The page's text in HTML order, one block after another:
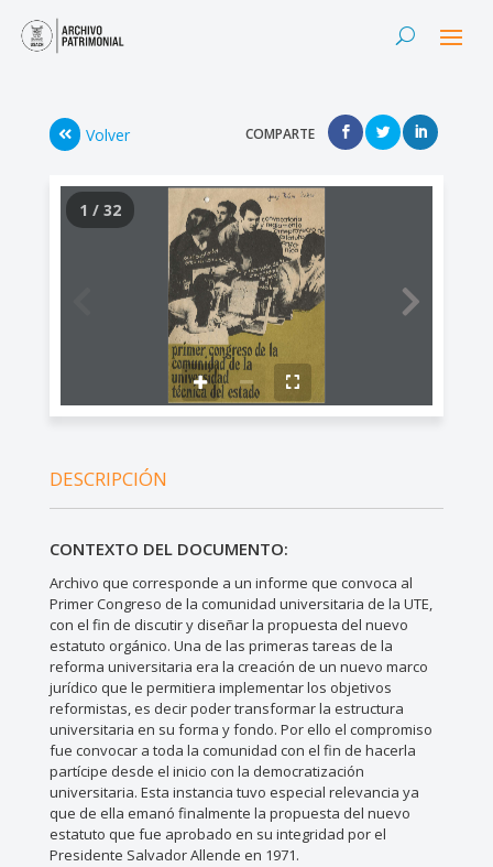
Volver COMPARTE
1 / 32
DESCRIPCIÓN
CONTEXTO DEL DOCUMENTO:
Archivo que corresponde a un informe que convoca al
Primer Congreso de la comunidad universitaria de la UTE,
con el fin de discutir y diseñar la propuesta del nuevo
estatuto orgánico. Una de las primeras tareas de la
reforma universitaria era la creación de un nuevo marco
jurídico que le permitiera implementar los objetivos
reformistas, es decir poder transformar la estructura
universitaria en su forma y fondo. Por ello el compromiso
fue convocar a toda la comunidad con el fin de hacerla
partícipe desde el inicio con la democratización
universitaria. Esta instancia tuvo especial relevancia ya
que de ella emanó finalmente la propuesta del nuevo
estatuto que fue aprobado en su integridad por el
Presidente Salvador Allende en 1971.